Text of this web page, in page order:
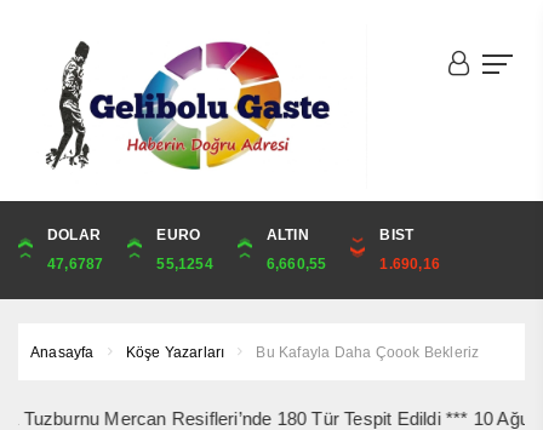
DOLAR
47,6787
EURO
55,1254
ALTIN
6,660,55
BIST
1.690,16
ONS
4,341,81
ALTIN
6,660,55
ÇEYREK
10,889,99
CUMHURİYET
44,750,00
Anasayfa Köşe Yazarları Bu Kafayla Daha Çoook Bekleriz
Mercan Resifleri’nde 180 Tür Tespit Edildi *** 10